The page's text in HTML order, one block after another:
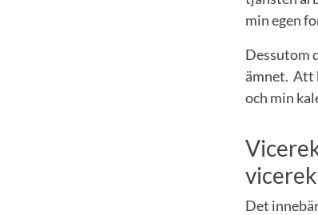
min egen
Dessutom
ämnet. Att
och min
Det